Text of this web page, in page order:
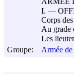
I. ―
Corps
Au grade
Les
Groupe:
Armée de